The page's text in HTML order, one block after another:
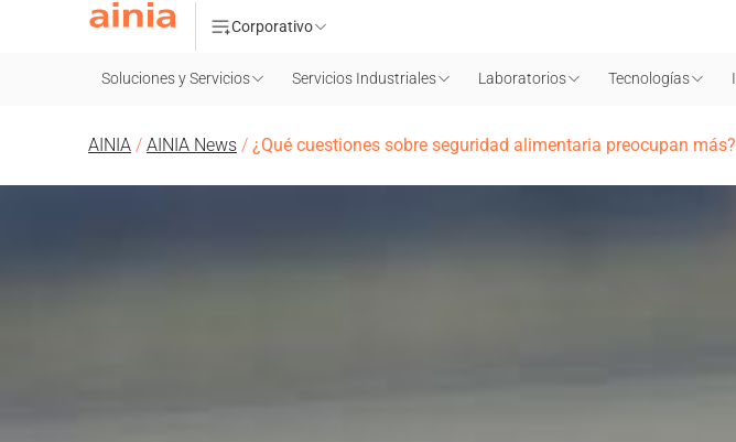
Corporativo
Soluciones y Servicios Servicios Industriales Laboratorios Tecnologías
AINIA / AINIA News / ¿Qué cuestiones sobre seguridad alimentaria preocupan más?